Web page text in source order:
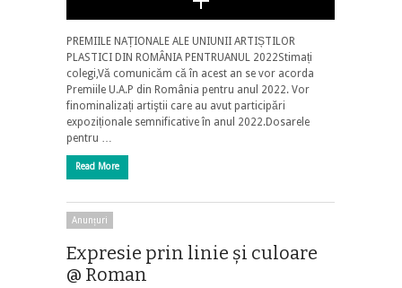
PREMIILE NAȚIONALE ALE UNIUNII ARTIȘTILOR
PLASTICI DIN ROMÂNIA PENTRUANUL 2022Stimați
colegi,Vă comunicăm că în acest an se vor acorda
Premiile U.A.P din România pentru anul 2022. Vor
finominalizați artiştii care au avut participări
expoziționale semnificative în anul 2022.Dosarele
pentru …
Read More
Anunțuri
Expresie prin linie și culoare
@ Roman